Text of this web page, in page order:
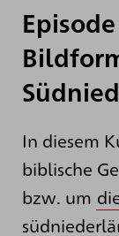
In diesem
biblische
bzw. um